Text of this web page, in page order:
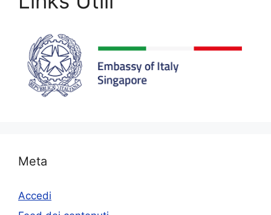
Meta
Accedi